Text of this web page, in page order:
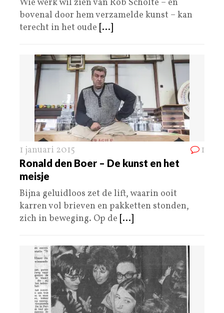
Wie werk wil zien van Rob Scholte – en
bovenal door hem verzamelde kunst – kan
terecht in het oude [...]
1 januari 2015 1
Ronald den Boer – De kunst en het
meisje
Bijna geluidloos zet de lift, waarin ooit
karren vol brieven en pakketten stonden,
zich in beweging. Op de [...]